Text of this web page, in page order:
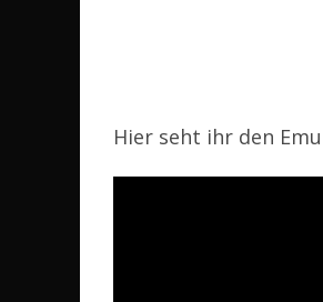
Hier seht ihr den